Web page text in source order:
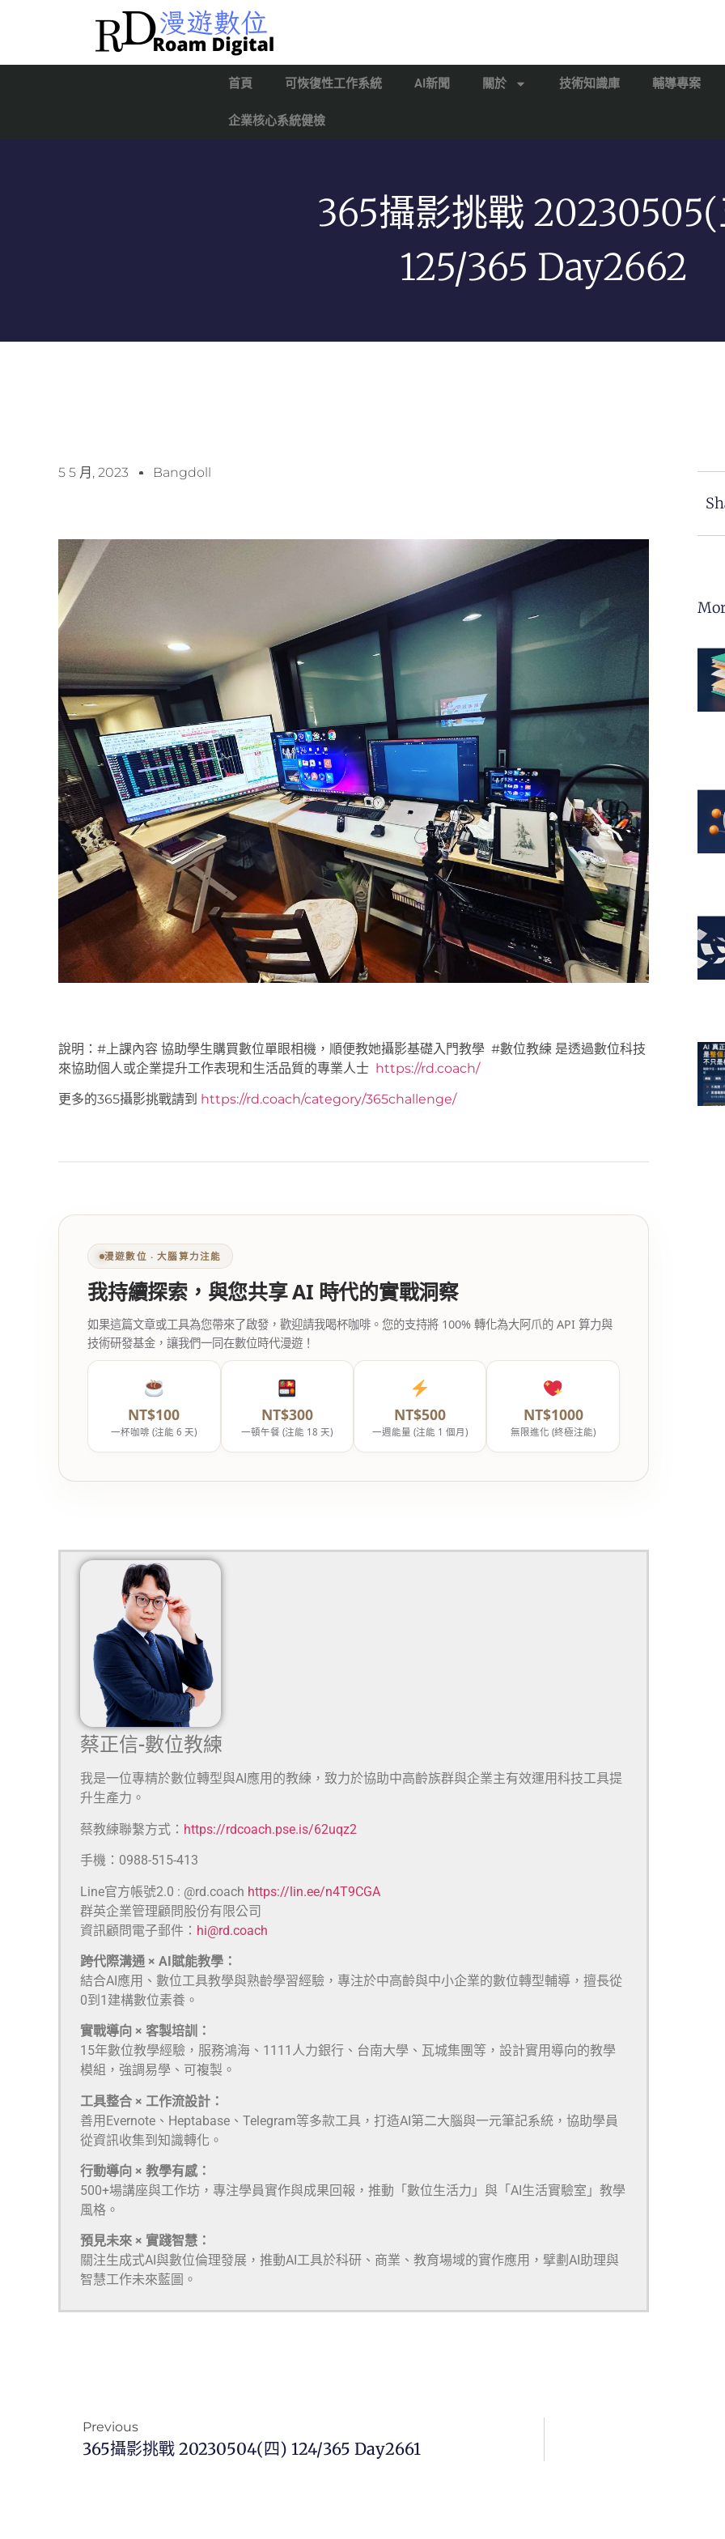
首頁 可恢復性工作系統 AI新聞 關於 技術知識庫 輔導專案
企業核心系統健檢
365攝影挑戰
125/365 Day2662
5 5 月, 2023 Bangdoll
說明：#上課內容 協助學生購買數位單眼相機，順便教她攝影基礎入門教學 #數位教練 是透過數位科技
來協助個人或企業提升工作表現和生活品質的專業人士 https://rd.coach/
更多的365攝影挑戰請到 https://rd.coach/category/365challenge/
漫遊數位 ‧ 大腦算力注能
我持續探索，與您共享 AI 時代的實戰洞察
如果這篇文章或工具為您帶來了啟發，歡迎請我喝杯咖啡。您的支持將 100% 轉化為大阿爪的 API 算力與
技術研發基金，讓我們一同在數位時代漫遊！
NT$100
一杯咖啡 (注能 6 天)
NT$300
一頓午餐 (注能 18 天)
NT$500
一週能量 (注能 1 個月)
NT$1000
無限進化 (終極注能)
蔡正信-數位教練
我是一位專精於數位轉型與AI應用的教練，致力於協助中高齡族群與企業主有效運用科技工具提
升生產力。
蔡教練聯繫方式： https://rdcoach.pse.is/62uqz2
手機：0988-515-413
Line官方帳號2.0 : @rd.coach https://lin.ee/n4T9CGA
群英企業管理顧問股份有限公司
資訊顧問電子郵件： hi@rd.coach
跨代際溝通 × AI賦能教學：
結合AI應用、數位工具教學與熟齡學習經驗，專注於中高齡與中小企業的數位轉型輔導，擅長從
0到1建構數位素養。
實戰導向 × 客製培訓：
15年數位教學經驗，服務鴻海、1111人力銀行、台南大學、瓦城集團等，設計實用導向的教學
模組，強調易學、可複製。
工具整合 × 工作流設計：
善用Evernote、Heptabase、Telegram等多款工具，打造AI第二大腦與一元筆記系統，協助學員
從資訊收集到知識轉化。
行動導向 × 教學有感：
500+場講座與工作坊，專注學員實作與成果回報，推動「數位生活力」與「AI生活實驗室」教學
風格。
預見未來 × 實踐智慧：
關注生成式AI與數位倫理發展，推動AI工具於科研、商業、教育場域的實作應用，擘劃AI助理與
智慧工作未來藍圖。
Previous
365攝影挑戰 20230504(四) 124/365 Day2661